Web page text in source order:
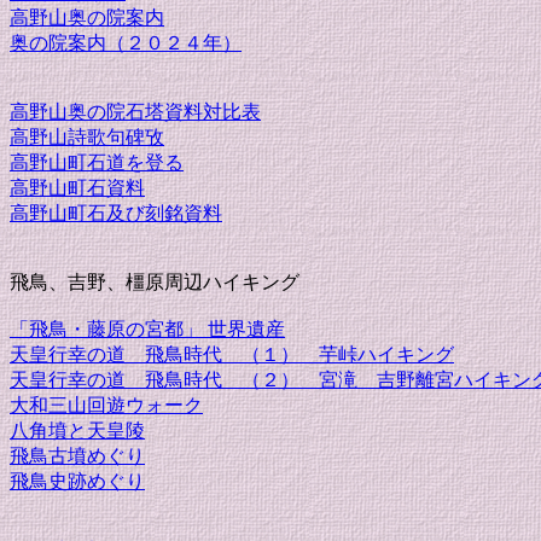
高野山奥の院案内
奥の院案内（２０２４年）
高野山奥の院石塔資料対比表
高野山詩歌句碑攷
高野山町石道を登る
高野山町石資料
高野山町石及び刻銘資料
飛鳥、吉野、橿原周辺ハイキング
「飛鳥・藤原の宮都」 世界遺産
天皇行幸の道 飛鳥時代 （１） 芋峠ハイキング
天皇行幸の道 飛鳥時代 （２） 宮滝 吉野離宮ハイキン
大和三山回遊ウォーク
八角墳と天皇陵
飛鳥古墳めぐり
飛鳥史跡めぐり